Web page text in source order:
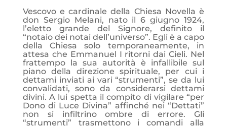
Vescovo e cardinale della Chiesa Novella è
don Sergio Melani, nato il 6 giugno 1924,
l’eletto grande del Signore, definito il
“notaio dei notai dell’universo”. Egli è a capo
della Chiesa solo temporaneamente, in
attesa che Emmanuel I ritorni dai Cieli. Nel
frattempo la sua autorità è infallibile sul
piano della direzione spirituale, per cui i
dettami inviati ai vari “strumenti”, se da lui
convalidati, sono da considerarsi dettami
divini. A lui spetta il compito di vigilare “per
Dono di Luce Divina” affinché nei “Dettati”
non si infiltrino ombre di errore. Gli
“strumenti” trasmettono i comandi alla